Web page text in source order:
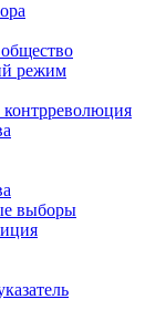
режим
выборы